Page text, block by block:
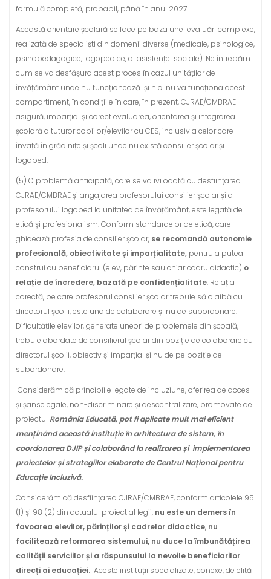
formulă completă, probabil, până în anul 2027.
Această orientare școlară se face pe baza unei evaluări complexe,
realizată de specialiști din domenii diverse (medicale, psihologice,
psihopedagogice, logopedice, al asistenței sociale). Ne întrebăm
cum se va desfășura acest proces în cazul unităților de
învățământ unde nu funcționează și nici nu va funcționa acest
compartiment, în condițiile în care, în prezent, CJRAE/CMBRAE
asigură, imparțial și corect evaluarea, orientarea și integrarea
școlară a tuturor copiilor/elevilor cu CES, inclusiv a celor care
învață în grădinițe și școli unde nu există consilier școlar și
logoped.
(5) O problemă anticipată, care se va ivi odată cu desființarea
CJRAE/CMBRAE și angajarea profesorului consilier școlar și a
profesorului logoped la unitatea de învățământ, este legată de
etică și profesionalism. Conform standardelor de etică, care
ghidează profesia de consilier școlar, se recomandă autonomie
profesională, obiectivitate și imparțialitate, pentru a putea
construi cu beneficiarul (elev, părinte sau chiar cadru didactic) o
relație de încredere, bazată pe confidențialitate. Relația
corectă, pe care profesorul consilier școlar trebuie să o aibă cu
directorul școlii, este una de colaborare și nu de subordonare.
Dificultățile elevilor, generate uneori de problemele din școală,
trebuie abordate de consilierul școlar din poziție de colaborare cu
directorul școlii, obiectiv și imparțial și nu de pe poziție de
subordonare.
Considerăm că principiile legate de incluziune, oferirea de acces
și șanse egale, non-discriminare și descentralizare, promovate de
proiectul România Educată, pot fi aplicate mult mai eficient
menținând această instituție în arhitectura de sistem, în
coordonarea DJIP și colaborând la realizarea și implementarea
proiectelor și strategiilor elaborate de Centrul Național pentru
Educație Incluzivă.
Considerăm că desființarea CJRAE/CMBRAE, conform articolele 95
(1) și 98 (2) din actualul proiect al legii, nu este un demers în
favoarea elevilor, părinților și cadrelor didactice, nu
facilitează reformarea sistemului, nu duce la îmbunătățirea
calității serviciilor și a răspunsului la nevoile beneficiarilor
direcți ai educației. Aceste instituții specializate, conexe, de elită